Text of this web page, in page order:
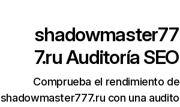
shadowmaster77
7.ruAuditoría SEO
Comprueba el rendimiento de
shadowmaster777.ru con una